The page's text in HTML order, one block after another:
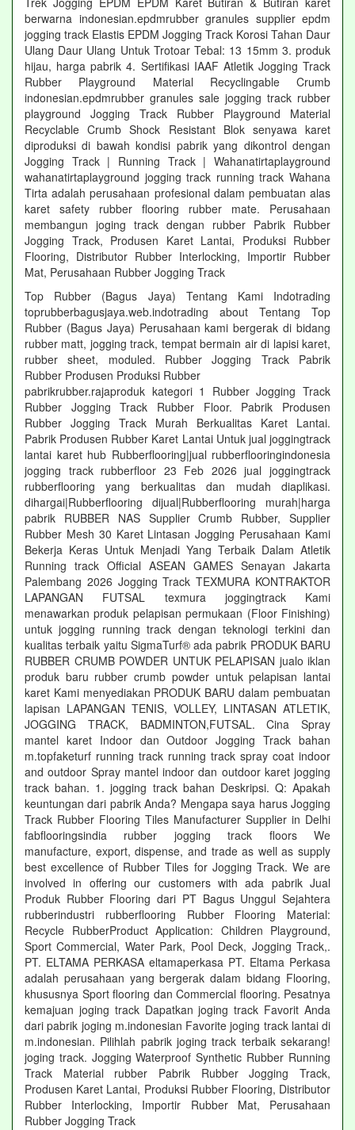
berwarna indonesian.epdmrubber granules supplier epdm
jogging track Elastis EPDM Jogging Track Korosi Tahan Daur
Ulang Daur Ulang Untuk Trotoar Tebal: 13 15mm 3. produk
hijau, harga pabrik 4. Sertifikasi IAAF Atletik Jogging Track
Rubber Playground Material Recyclingable Crumb
indonesian.epdmrubber granules sale jogging track rubber
playground Jogging Track Rubber Playground Material
Recyclable Crumb Shock Resistant Blok senyawa karet
diproduksi di bawah kondisi pabrik yang dikontrol dengan
Jogging Track | Running Track | Wahanatirtaplayground
wahanatirtaplayground jogging track running track Wahana
Tirta adalah perusahaan profesional dalam pembuatan alas
karet safety rubber flooring rubber mate. Perusahaan
membangun joging track dengan rubber Pabrik Rubber
Jogging Track, Produsen Karet Lantai, Produksi Rubber
Flooring, Distributor Rubber Interlocking, Importir Rubber
Mat, Perusahaan Rubber Jogging Track
Top Rubber (Bagus Jaya) Tentang Kami Indotrading
toprubberbagusjaya.web.indotrading about Tentang Top
Rubber (Bagus Jaya) Perusahaan kami bergerak di bidang
rubber matt, jogging track, tempat bermain air di lapisi karet,
rubber sheet, moduled. Rubber Jogging Track Pabrik
Rubber Produsen Produksi Rubber
pabrikrubber.rajaproduk kategori 1 Rubber Jogging Track
Rubber Jogging Track Rubber Floor. Pabrik Produsen
Rubber Jogging Track Murah Berkualitas Karet Lantai.
Pabrik Produsen Rubber Karet Lantai Untuk jual joggingtrack
lantai karet hub Rubberflooring|jual rubberflooringindonesia
jogging track rubberfloor 23 Feb 2026 jual joggingtrack
rubberflooring yang berkualitas dan mudah diaplikasi.
dihargai|Rubberflooring dijual|Rubberflooring murah|harga
pabrik RUBBER NAS Supplier Crumb Rubber, Supplier
Rubber Mesh 30 Karet Lintasan Jogging Perusahaan Kami
Bekerja Keras Untuk Menjadi Yang Terbaik Dalam Atletik
Running track Official ASEAN GAMES Senayan Jakarta
Palembang 2026 Jogging Track TEXMURA KONTRAKTOR
LAPANGAN FUTSAL texmura joggingtrack Kami
menawarkan produk pelapisan permukaan (Floor Finishing)
untuk jogging running track dengan teknologi terkini dan
kualitas terbaik yaitu SigmaTurf® ada pabrik PRODUK BARU
RUBBER CRUMB POWDER UNTUK PELAPISAN jualo iklan
produk baru rubber crumb powder untuk pelapisan lantai
karet Kami menyediakan PRODUK BARU dalam pembuatan
lapisan LAPANGAN TENIS, VOLLEY, LINTASAN ATLETIK,
JOGGING TRACK, BADMINTON,FUTSAL. Cina Spray
mantel karet Indoor dan Outdoor Jogging Track bahan
m.topfaketurf running track running track spray coat indoor
and outdoor Spray mantel indoor dan outdoor karet jogging
track bahan. 1. jogging track bahan Deskripsi. Q: Apakah
keuntungan dari pabrik Anda? Mengapa saya harus Jogging
Track Rubber Flooring Tiles Manufacturer Supplier in Delhi
fabflooringsindia rubber jogging track floors We
manufacture, export, dispense, and trade as well as supply
best excellence of Rubber Tiles for Jogging Track. We are
involved in offering our customers with ada pabrik Jual
Produk Rubber Flooring dari PT Bagus Unggul Sejahtera
rubberindustri rubberflooring Rubber Flooring Material:
Recycle RubberProduct Application: Children Playground,
Sport Commercial, Water Park, Pool Deck, Jogging Track,.
PT. ELTAMA PERKASA eltamaperkasa PT. Eltama Perkasa
adalah perusahaan yang bergerak dalam bidang Flooring,
khususnya Sport flooring dan Commercial flooring. Pesatnya
kemajuan joging track Dapatkan joging track Favorit Anda
dari pabrik joging m.indonesian Favorite joging track lantai di
m.indonesian. Pilihlah pabrik joging track terbaik sekarang!
joging track. Jogging Waterproof Synthetic Rubber Running
Track Material rubber Pabrik Rubber Jogging Track,
Produsen Karet Lantai, Produksi Rubber Flooring, Distributor
Rubber Interlocking, Importir Rubber Mat, Perusahaan
Rubber Jogging Track